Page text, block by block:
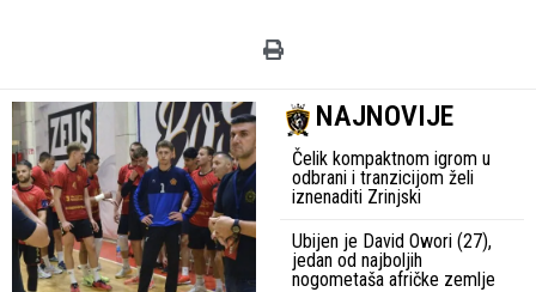
NAJNOVIJE
Čelik kompaktnom igrom u
odbrani i tranzicijom želi
iznenaditi Zrinjski
Ubijen je David Owori (27),
jedan od najboljih
nogometaša afričke zemlje